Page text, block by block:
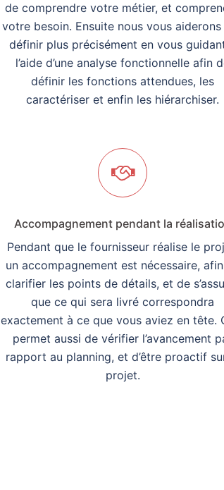
de comprendre votre métier, et
votre besoin. Ensuite nous vous aiderons
définir plus précisément en vous
l’aide d’une analyse fonctionnelle afin
définir les fonctions attendues, les
caractériser et enfin les hiérarchiser.
Accompagnement pendant la
Pendant que le fournisseur réalise le
un accompagnement est nécessaire,
clarifier les points de détails, et de
que ce qui sera livré correspondra
exactement à ce que vous aviez en tête.
permet aussi de vérifier l’avancement
rapport au planning, et d’être proactif
projet.